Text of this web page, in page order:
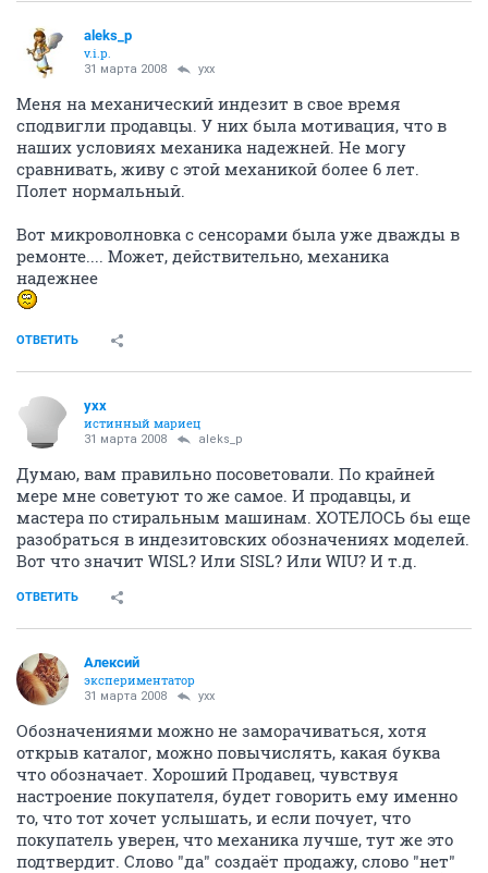
aleks_p
v.i.p.
31 марта 2008 yxx
Меня на механический индезит в свое время
сподвигли продавцы. У них была мотивация, что в
наших условиях механика надежней. Не могу
сравнивать, живу с этой механикой более 6 лет.
Полет нормальный.
Вот микроволновка с сенсорами была уже дважды в
ремонте.... Может, действительно, механика
надежнее
ОТВЕТИТЬ
yxx
истинный мариец
31 марта 2008 aleks_p
Думаю, вам правильно посоветовали. По крайней
мере мне советуют то же самое. И продавцы, и
мастера по стиральным машинам. ХОТЕЛОСЬ бы еще
разобраться в индезитовских обозначениях моделей.
Вот что значит WISL? Или SISL? Или WIU? И т.д.
ОТВЕТИТЬ
Алексий
экспериментатор
31 марта 2008 yxx
Обозначениями можно не заморачиваться, хотя
открыв каталог, можно повычислять, какая буква
что обозначает. Хороший Продавец, чувствуя
настроение покупателя, будет говорить ему именно
то, что тот хочет услышать, и если почует, что
покупатель уверен, что механика лучше, тут же это
подтвердит. Слово "да" создаёт продажу, слово "нет"